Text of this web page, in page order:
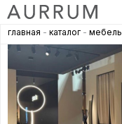
главная - каталог - мебель